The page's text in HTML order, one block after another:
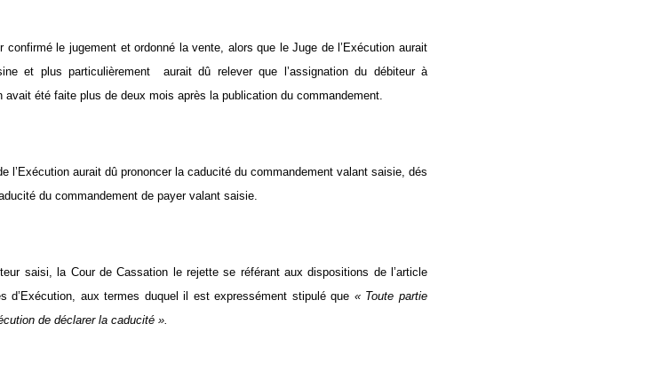
confirmé le jugement et ordonné la vente, alors que le Juge de l’Exécution aurait
et plus particulièrement aurait dû relever que l’assignation du débiteur à
avait été faite plus de deux mois après la publication du commandement.
l’Exécution aurait dû prononcer la caducité du commandement valant saisie, dés
du commandement de payer valant saisie.
saisi, la Cour de Cassation le rejette se référant aux dispositions de l’article
d’Exécution, aux termes duquel il est expressément stipulé que « Toute partie
de déclarer la caducité ».